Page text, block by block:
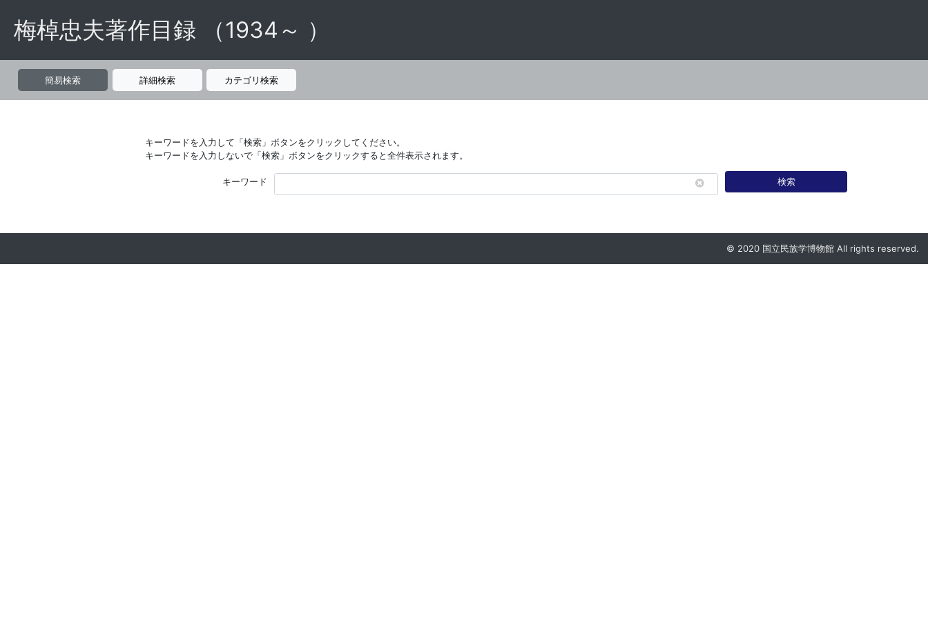
梅棹忠夫著作目録 （1934～ ）
簡易検索 詳細検索 カテゴリ検索
キーワードを入力して「検索」ボタンをクリックしてください。
キーワードを入力しないで「検索」ボタンをクリックすると全件表示されます。
キーワード 検索
© 2020 国立民族学博物館 All rights reserved.